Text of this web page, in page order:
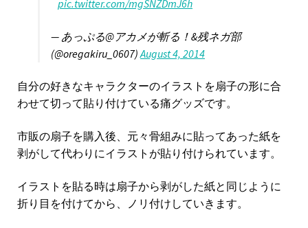
pic.twitter.com/mgSNZDmJ6h
— あっぷる@アカメが斬る！&残ネガ部
(@oregakiru_0607)August 4, 2014
自分の好きなキャラクターのイラストを扇子の形に合
わせて切って貼り付けている痛グッズです。
市販の扇子を購入後、元々骨組みに貼ってあった紙を
剥がして代わりにイラストが貼り付けられています。
イラストを貼る時は扇子から剥がした紙と同じように
折り目を付けてから、ノリ付けしていきます。